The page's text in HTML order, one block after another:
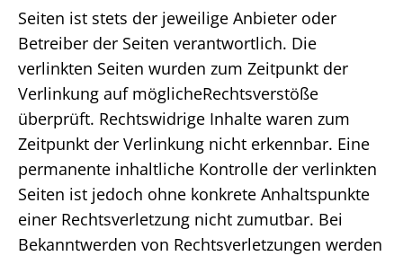
Seiten ist stets der jeweilige Anbieter oder
Betreiber der Seiten verantwortlich. Die
verlinkten Seiten wurden zum Zeitpunkt der
Verlinkung auf möglicheRechtsverstöße
überprüft. Rechtswidrige Inhalte waren zum
Zeitpunkt der Verlinkung nicht erkennbar. Eine
permanente inhaltliche Kontrolle der verlinkten
Seiten ist jedoch ohne konkrete Anhaltspunkte
einer Rechtsverletzung nicht zumutbar. Bei
Bekanntwerden von Rechtsverletzungen werden